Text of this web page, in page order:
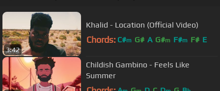
3:42
Khalid - Location (Official Video)
Chords: C#m G# A G#m F#m F# E
Childish Gambino - Feels Like
Summer